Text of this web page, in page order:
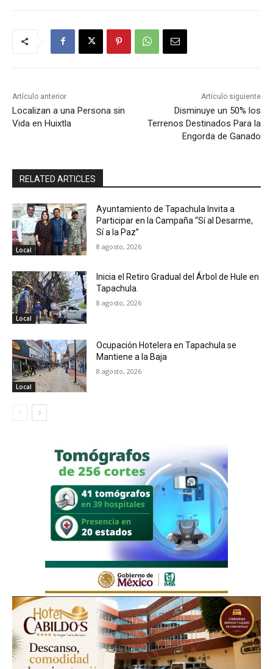
Artículo anterior
Localizan a una Persona sin
Vida en Huixtla
Artículo siguiente
Disminuye un 50% los
Terrenos Destinados Para la
Engorda de Ganado
RELATED ARTICLES
Local
Ayuntamiento de Tapachula Invita a
Participar en la Campaña “Sí al Desarme,
Sí a la Paz”
8 agosto, 2026
Local
Inicia el Retiro Gradual del Árbol de Hule en
Tapachula.
8 agosto, 2026
Local
Ocupación Hotelera en Tapachula se
Mantiene a la Baja
8 agosto, 2026